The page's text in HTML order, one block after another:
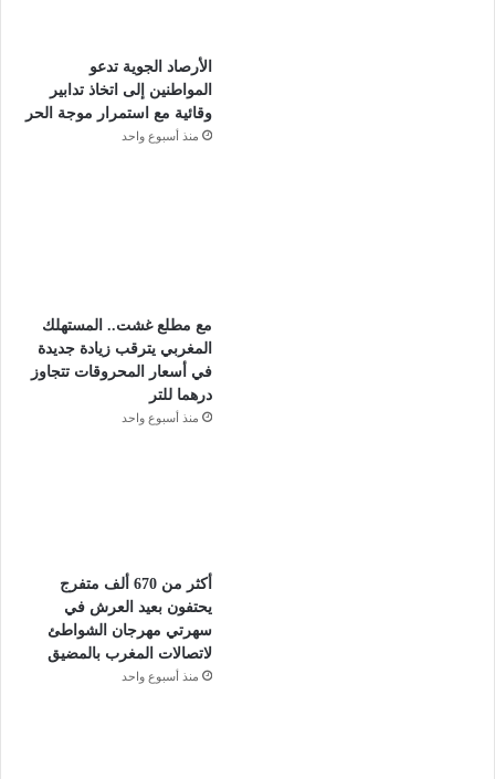
الأرصاد الجوية تدعو
المواطنين إلى اتخاذ تدابير
وقائية مع استمرار موجة الحر
منذ أسبوع واحد
مع مطلع غشت.. المستهلك
المغربي يترقب زيادة جديدة
في أسعار المحروقات تتجاوز
درهما للتر
منذ أسبوع واحد
أكثر من 670 ألف متفرج
يحتفون بعيد العرش في
سهرتي مهرجان الشواطئ
لاتصالات المغرب بالمضيق
منذ أسبوع واحد